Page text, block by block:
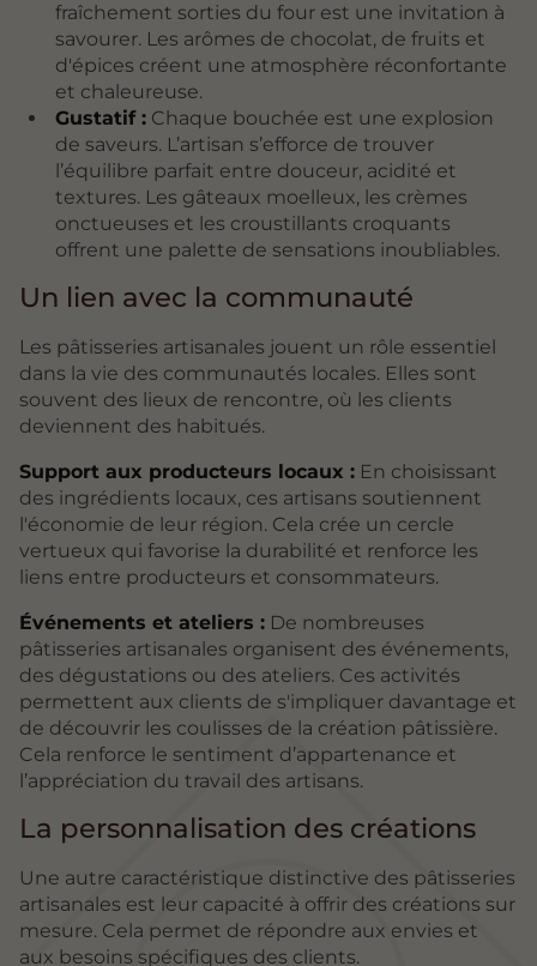
fraîchement sorties du four est une invitation à
savourer. Les arômes de chocolat, de fruits et
d'épices créent une atmosphère réconfortante
et chaleureuse.
Gustatif :Chaque bouchée est une explosion
de saveurs. L’artisan s’efforce de trouver
l’équilibre parfait entre douceur, acidité et
textures. Les gâteaux moelleux, les crèmes
onctueuses et les croustillants croquants
offrent une palette de sensations inoubliables.
Un lien avec la communauté
Les pâtisseries artisanales jouent un rôle essentiel
dans la vie des communautés locales. Elles sont
souvent des lieux de rencontre, où les clients
deviennent des habitués.
Support aux producteurs locaux : En choisissant
des ingrédients locaux, ces artisans soutiennent
l'économie de leur région. Cela crée un cercle
vertueux qui favorise la durabilité et renforce les
liens entre producteurs et consommateurs.
Événements et ateliers : De nombreuses
pâtisseries artisanales organisent des événements,
des dégustations ou des ateliers. Ces activités
permettent aux clients de s'impliquer davantage et
de découvrir les coulisses de la création pâtissière.
Cela renforce le sentiment d’appartenance et
l’appréciation du travail des artisans.
La personnalisation des créations
Une autre caractéristique distinctive des pâtisseries
artisanales est leur capacité à offrir des créations sur
mesure. Cela permet de répondre aux envies et
aux besoins spécifiques des clients.